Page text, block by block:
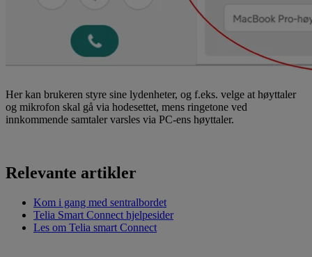
Her kan brukeren styre sine lydenheter, og f.eks. velge at høyttaler
og mikrofon skal gå via hodesettet, mens ringetone ved
innkommende samtaler varsles via PC-ens høyttaler.
Relevante artikler
Kom i gang med sentralbordet
Telia Smart Connect hjelpesider
Les om Telia smart Connect